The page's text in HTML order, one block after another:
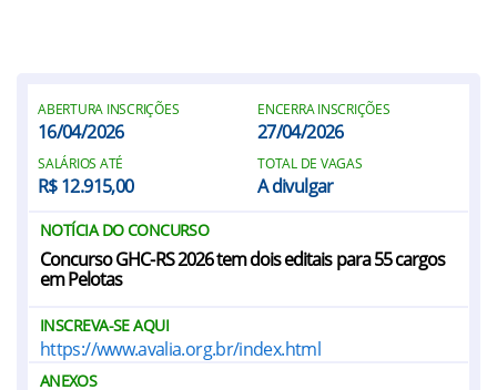
ABERTURA INSCRIÇÕES
16/04/2026
ENCERRA INSCRIÇÕES
27/04/2026
SALÁRIOS ATÉ
R$ 12.915,00
TOTAL DE VAGAS
A divulgar
NOTÍCIA DO CONCURSO
Concurso GHC-RS 2026 tem dois editais para 55 cargos
em Pelotas
INSCREVA-SE AQUI
https://www.avalia.org.br/index.html
ANEXOS